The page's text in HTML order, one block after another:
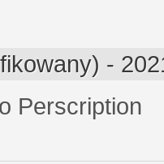
-
Perscription